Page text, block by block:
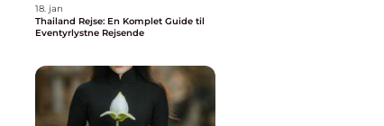
18. jan
Thailand Rejse: En Komplet Guide til
Eventyrlystne Rejsende